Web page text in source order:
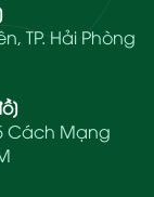
TP. Hải Phòng
Cách Mạng